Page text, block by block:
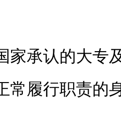
承认的大专
履行职责的身